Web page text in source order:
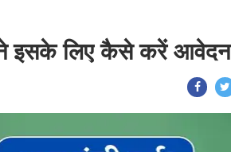
इसके लिए कैसे करें आवेदन